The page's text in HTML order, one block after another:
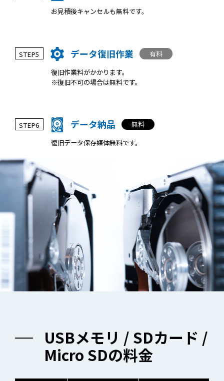
お見積後キャンセルも無料です。
STEP5 データ復旧作業
有料
復旧作業料がかかります。
※復旧不可の場合は無料です。
STEP6 データ納品
無料
復旧データ保存媒体無料です。
USBメモリ / SDカード /
Micro SDの料金